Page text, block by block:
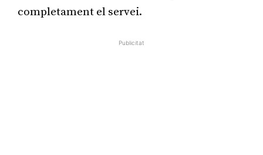
completament el servei.
Publicitat